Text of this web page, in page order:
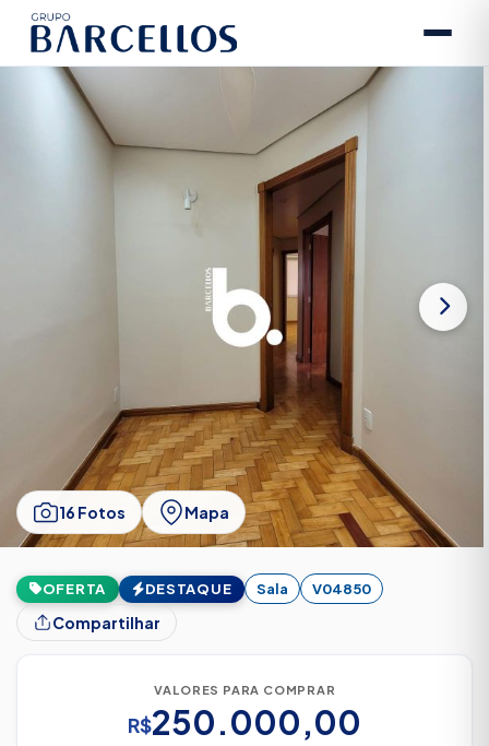
16 Fotos Mapa
OFERTA DESTAQUE Sala V04850
Compartilhar
VALORES PARA COMPRAR
R$250.000,00